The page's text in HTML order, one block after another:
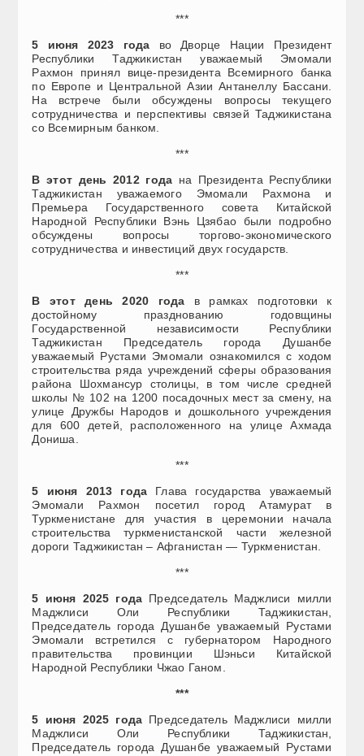
***
5 июня 2023 года во Дворце Нации Президент
Республики Таджикистан уважаемый Эмомали
Рахмон принял вице-президента Всемирного банка
по Европе и Центральной Азии Антанеллу Бассани.
На встрече были обсуждены вопросы текущего
сотрудничества и перспективы связей Таджикистана
со Всемирным банком.
***
В этот день 2012 года на Президента Республики
Таджикистан уважаемого Эмомали Рахмона и
Премьера Государственного совета Китайской
Народной Республики Вэнь Цзябао были подробно
обсуждены вопросы торгово-экономического
сотрудничества и инвестиций двух государств.
***
В этот день 2020 года в рамках подготовки к
достойному празднованию годовщины
Государственной независимости Республики
Таджикистан Председатель города Душанбе
уважаемый Рустами Эмомали ознакомился с ходом
строительства ряда учреждений сферы образования
района Шохмансур столицы, в том числе средней
школы № 102 на 1200 посадочных мест за смену, на
улице Дружбы Народов и дошкольного учреждения
для 600 детей, расположенного на улице Ахмада
Дониша.
***
5 июня 2013 года Глава государства уважаемый
Эмомали Рахмон посетил город Атамурат в
Туркменистане для участия в церемонии начала
строительства туркменистанской части железной
дороги Таджикистан – Афганистан — Туркменистан.
***
5 июня 2025 года Председатель Маджлиси милли
Маджлиси Оли Республики Таджикистан,
Председатель города Душанбе уважаемый Рустами
Эмомали встретился с губернатором Народного
правительства провинции Шэньси Китайской
Народной Республики Чжао Ганом.
***
5 июня 2025 года Председатель Маджлиси милли
Маджлиси Оли Республики Таджикистан,
Председатель города Душанбе уважаемый Рустами